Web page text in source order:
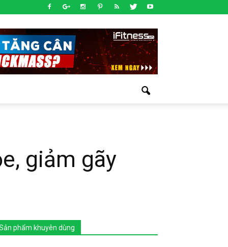
giảm gãy
phẩm khuyên dùng